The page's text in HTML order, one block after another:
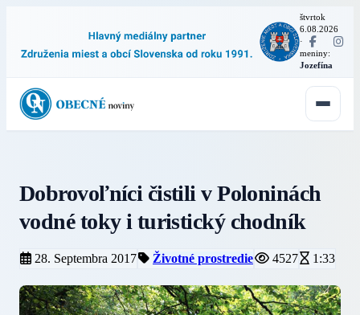
štvrtok
6.08.2026
·
meniny:
Jozefína
Dobrovoľníci čistili v Poloninách
vodné toky i turistický chodník
28. Septembra 2017 Životné prostredie 4527 1:33